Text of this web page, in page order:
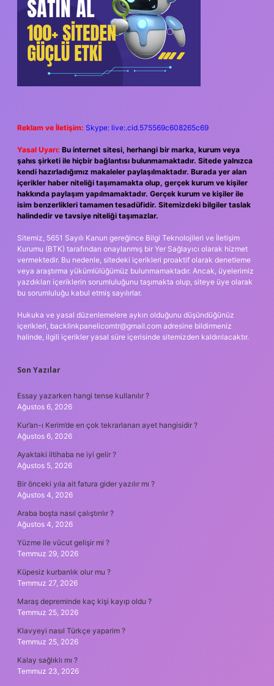
Reklam ve İletişim: Skype: live:.cid.575569c608265c69
Yasal Uyarı: Bu internet sitesi, herhangi bir marka, kurum veya
şahıs şirketi ile hiçbir bağlantısı bulunmamaktadır. Sitede yalnızca
kendi hazırladığımız makaleler paylaşılmaktadır. Burada yer alan
içerikler haber niteliği taşımamakta olup, gerçek kurum ve kişiler
hakkında paylaşım yapılmamaktadır. Gerçek kurum ve kişiler ile
isim benzerlikleri tamamen tesadüfidir. Sitemizdeki bilgiler taslak
halindedir ve tavsiye niteliği taşımazlar.
Sitemiz, 5651 Sayılı Kanun gereğince Bilgi Teknolojileri ve İletişim
Kurumu (BTK) tarafından onaylanmış bir Yer Sağlayıcı olarak hizmet
vermektedir. Bu nedenle, sitedeki içerikleri proaktif olarak denetleme
veya araştırma yükümlülüğümüz bulunmamaktadır. Ancak, üyelerimiz
yazdıkları içeriklerin sorumluluğunu taşımakta olup, siteye üye olarak
bu sorumluluğu kabul etmiş sayılırlar.
Hukuka ve yasal düzenlemelere aykırı olduğunu düşündüğünüz
içerikleri, backlinkpanelicomtr@gmail.com adresine bildirmeniz
halinde, ilgili içerikler yasal süre içerisinde sitemizden kaldırılacaktır.
Son Yazılar
Essay yazarken hangi tense kullanılır ?
Ağustos 6, 2026
Kur’an-ı Kerim’de en çok tekrarlanan ayet hangisidir ?
Ağustos 6, 2026
Ayaktaki iltihaba ne iyi gelir ?
Ağustos 5, 2026
Bir önceki yıla ait fatura gider yazılır mı ?
Ağustos 4, 2026
Araba boşta nasıl çalıştırılır ?
Ağustos 4, 2026
Yüzme ile vücut gelişir mi ?
Temmuz 29, 2026
Küpesiz kurbanlık olur mu ?
Temmuz 27, 2026
Maraş depreminde kaç kişi kayıp oldu ?
Temmuz 25, 2026
Klavyeyi nasıl Türkçe yaparim ?
Temmuz 25, 2026
Kalay sağlıklı mı ?
Temmuz 23, 2026